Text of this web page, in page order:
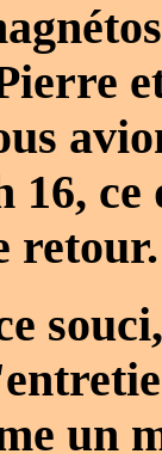
16,
retour.
un